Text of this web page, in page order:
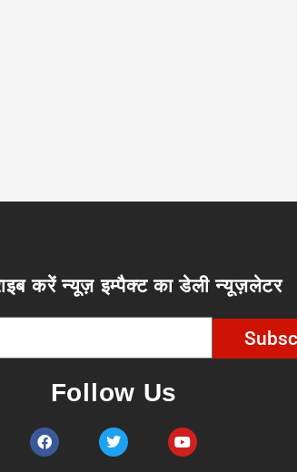
करें न्यूज़ इम्पैक्ट का डेली न्यूज़लेटर
Follow Us
F
a
c
T
w
i
Y
o
u